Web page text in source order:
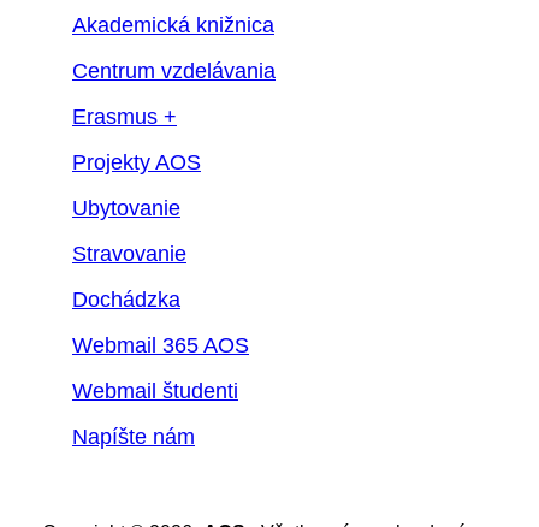
Akademická knižnica
Centrum vzdelávania
Erasmus +
Projekty AOS
Ubytovanie
Stravovanie
Dochádzka
Webmail 365 AOS
Webmail študenti
Napíšte nám